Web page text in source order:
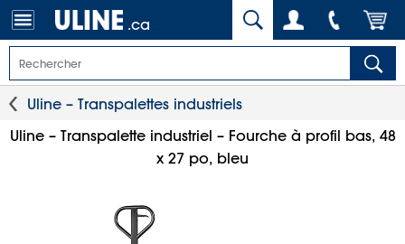
.ca
Uline – Transpalettes industriels
Uline – Transpalette industriel – Fourche à profil bas, 48
x 27 po, bleu